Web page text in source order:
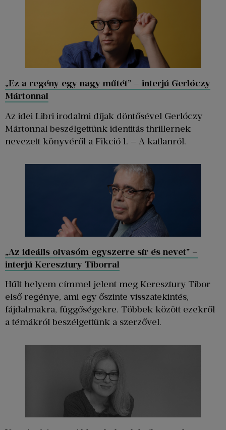
„Ez a regény egy nagy műtét” – interjú Gerlóczy
Mártonnal
Az idei Libri irodalmi díjak döntősével Gerlóczy
Mártonnal beszélgettünk identitás thrillernek
nevezett könyvéről a Fikció 1. – A katlanról.
„Az ideális olvasóm egyszerre sír és nevet” –
interjú Keresztury Tiborral
Hűlt helyem címmel jelent meg Keresztury Tibor
első regénye, ami egy őszinte visszatekintés,
fájdalmakra, függőségekre. Többek között ezekről
a témákról beszélgettünk a szerzővel.